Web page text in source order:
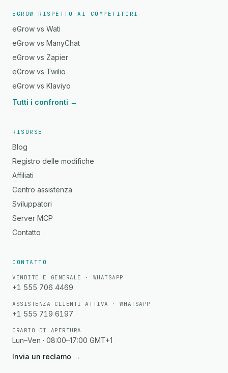
EGROW RISPETTO AI COMPETITORI
eGrow vs Wati
eGrow vs ManyChat
eGrow vs Zapier
eGrow vs Twilio
eGrow vs Klaviyo
Tutti i confronti →
RISORSE
Blog
Registro delle modifiche
Affiliati
Centro assistenza
Sviluppatori
Server MCP
Contatto
CONTATTO
VENDITE E GENERALE · WHATSAPP
+1 555 706 4469
ASSISTENZA CLIENTI ATTIVA · WHATSAPP
+1 555 719 6197
ORARIO DI APERTURA
Lun–Ven · 08:00–17:00 GMT+1
Invia un reclamo →